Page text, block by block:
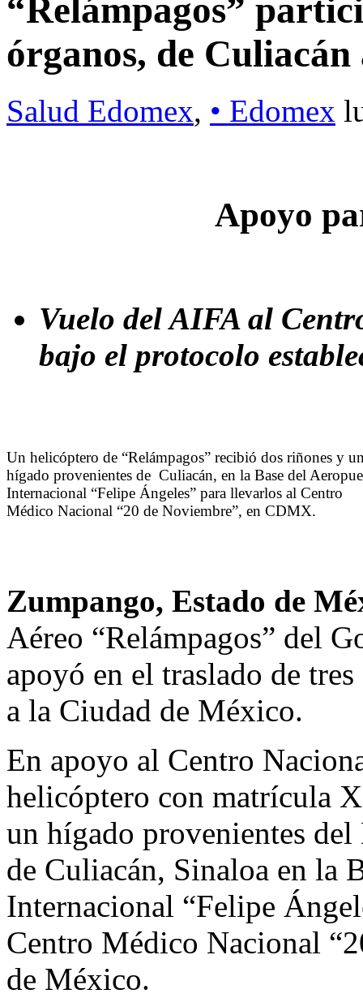
“Relámpagos”
órganos, de
Salud Edomex, • Edomex
Apoyo
Vuelo del AIFA al
bajo el protocolo
Un helicóptero de “Relámpagos” recibió dos riñones y
hígado provenientes de Culiacán, en la Base del
Internacional “Felipe Ángeles” para llevarlos al Centro
Médico Nacional “20 de Noviembre”, en CDMX.
Zumpango, Estado de
Aéreo “Relámpagos” del
apoyó en el traslado de
a la Ciudad de México.
En apoyo al Centro
helicóptero con matrícula
un hígado provenientes
de Culiacán, Sinaloa en la
Internacional “Felipe
Centro Médico Nacional
de México.